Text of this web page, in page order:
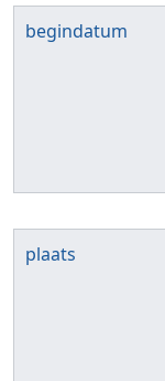
begindatum
plaats